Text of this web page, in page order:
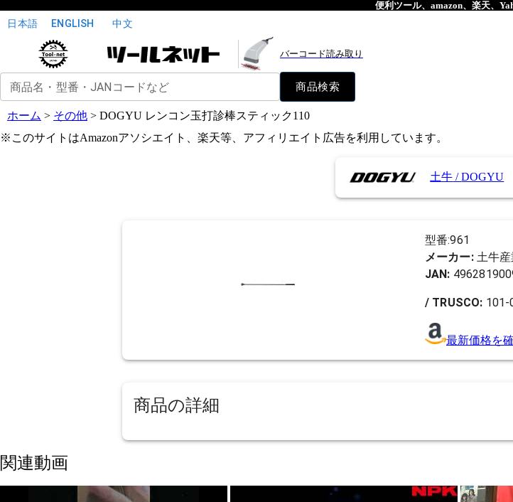
便利ツール、amazon、楽天、
日本語 ENGLISH 中文
バーコード読み取り
商品名・型番・JANコードなど 商品検索
ホーム > その他 > DOGYU レンコン玉打診棒スティック110
※このサイトはAmazonアソシエイト、楽天等、アフィリエイト広告を利用しています。
土牛 /DOGYU
型番:961
メーカー: 土牛
JAN:
/ TRUSCO: 101-
最新価格を
商品の詳細
関連動画